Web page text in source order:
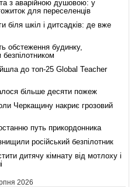
з аварійною душовою: у
для переселенців
біля шкіл і дитсадків: де вже
обстеження будинку,
до топ-25 Global Teacher
більше десяти пожеж
Черкащину накриє грозовий
путь прикордонника
російський безпілотник
дитячу кімнату від мотлоху і
2026